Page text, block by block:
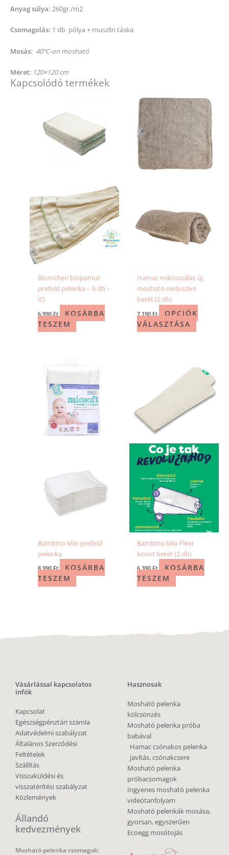
Anyag súlya: 260gr./m2
Csomagolás: 1 db pólya + muszlin táska
Mosás: 40°C-on mosható
Méret: 120×120 cm
Kapcsolódó termékek
Blümchen biopamut
prefold pelenka – 6 db –
XS
6 990 Ft
KOSÁRBA
TESZEM
Hamac mikroszálas új
mosható nedvszívó
betét (2 db)
7 190 Ft
OPCIÓK
VÁLASZTÁSA
a
terméknek
több
variációja
van.
A
változatok
ki
Bambino Mio prefold
pelenka
8 990Ft
KOSÁRBA
TESZEM
Bambino Mio Flexi
boost betét (2 db)
6 390Ft
KOSÁRBA
TESZEM
Vásárlással kapcsolatos
infók
Kapcsolat
Egészségpénztári számla
Adatvédelmi szabályzat
Általános Szerződési
Feltételek
Szállítás
Visszaküldési és
visszatérítési szabályzat
Közlemények
Állandó
kedvezmények
Mosható pelenka csomagok:
Hasznosak
Mosható pelenka
kölcsönzés
Mosható pelenka próba
babával
Hamac csónakos pelenka
javítás, csónakcsere
Mosható pelenka
próbacsomagok
Ingyenes mosható pelenka
videótanfolyam
Mosható pelenkák mosása,
gyorsan, egyszerűen
Ecoegg mosótojás